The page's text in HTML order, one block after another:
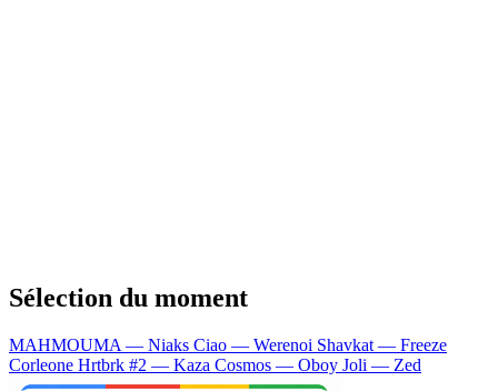
Sélection du moment
MAHMOUMA — Niaks Ciao — Werenoi Shavkat — Freeze
Corleone Hrtbrk #2 — Kaza Cosmos — Oboy Joli — Zed